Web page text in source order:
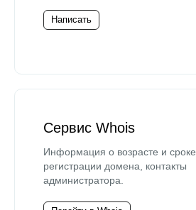
Написать
Сервис Whois
Информация о возрасте и сроке
регистрации домена, контакты
администратора.